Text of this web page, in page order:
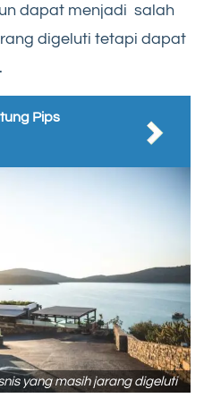
dapat menjadi salah
digeluti tetapi dapat
Pips
yang masih jarang digeluti